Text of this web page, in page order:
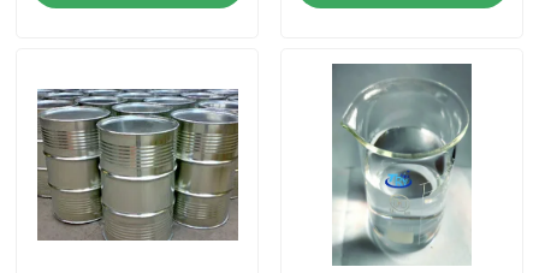
Controllo di qualità
Contattici